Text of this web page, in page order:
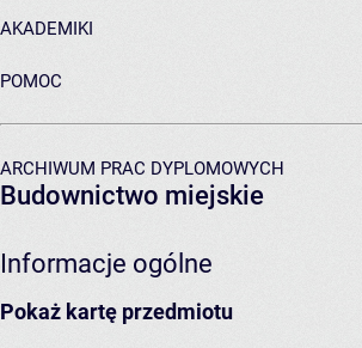
AKADEMIKI
POMOC
ARCHIWUM PRAC DYPLOMOWYCH
Budownictwo miejskie
Informacje ogólne
Pokaż kartę przedmiotu